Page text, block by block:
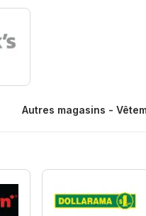
Autres magasins -